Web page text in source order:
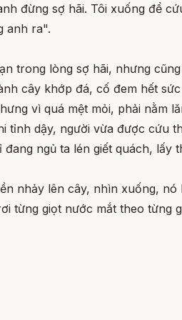
đừng sợ hãi. Tôi xuống để
anh ra".
trong lòng sợ hãi, nhưng
cây khớp đá, cố đem hết
vì quá mệt mỏi, phải nằm
tỉnh dậy, người vừa được cứu
ngủ ta lén giết quách, lấy
nhảy lên cây, nhìn xuống,
từng giọt nước mắt theo từng